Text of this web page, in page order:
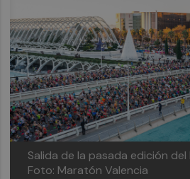
Salida de la pasada edición
Foto: Maratón Valencia